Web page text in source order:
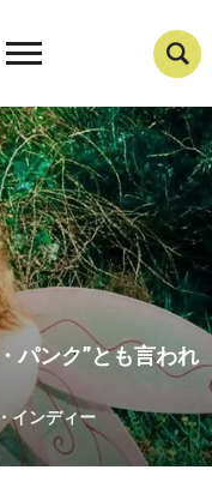
パンク”とも言われ
インディー